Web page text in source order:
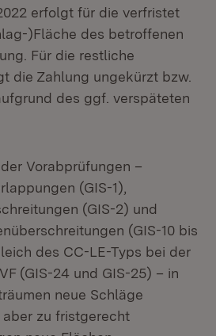
erfolgt für die verfristet
)Fläche des betroffenen
Für die restliche
die Zahlung ungekürzt bzw.
des ggf. verspäteten
Vorabprüfungen –
(GIS-1),
(GIS-2) und
(GIS-10 bis
des CC-LE-Typs bei der
(GIS-24 und GIS-25) – in
neue Schläge
zu fristgerecht